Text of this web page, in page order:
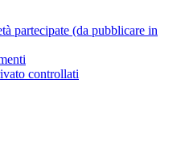
partecipate (da pubblicare in
controllati